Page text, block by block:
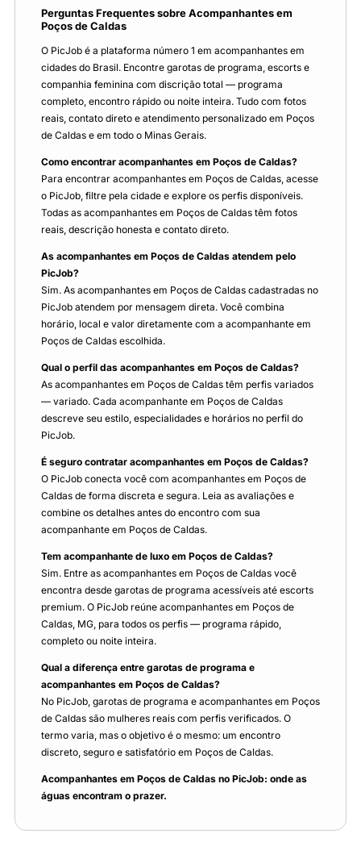
Perguntas Frequentes sobre Acompanhantes em
Poços de Caldas
O PicJob é a plataforma número 1 em acompanhantes em
cidades do Brasil. Encontre garotas de programa, escorts e
companhia feminina com discrição total — programa
completo, encontro rápido ou noite inteira. Tudo com fotos
reais, contato direto e atendimento personalizado em Poços
de Caldas e em todo o Minas Gerais.
Como encontrar acompanhantes em Poços de Caldas?
Para encontrar acompanhantes em Poços de Caldas, acesse
o PicJob, filtre pela cidade e explore os perfis disponíveis.
Todas as acompanhantes em Poços de Caldas têm fotos
reais, descrição honesta e contato direto.
As acompanhantes em Poços de Caldas atendem pelo
PicJob?
Sim. As acompanhantes em Poços de Caldas cadastradas no
PicJob atendem por mensagem direta. Você combina
horário, local e valor diretamente com a acompanhante em
Poços de Caldas escolhida.
Qual o perfil das acompanhantes em Poços de Caldas?
As acompanhantes em Poços de Caldas têm perfis variados
— variado. Cada acompanhante em Poços de Caldas
descreve seu estilo, especialidades e horários no perfil do
PicJob.
É seguro contratar acompanhantes em Poços de Caldas?
O PicJob conecta você com acompanhantes em Poços de
Caldas de forma discreta e segura. Leia as avaliações e
combine os detalhes antes do encontro com sua
acompanhante em Poços de Caldas.
Tem acompanhante de luxo em Poços de Caldas?
Sim. Entre as acompanhantes em Poços de Caldas você
encontra desde garotas de programa acessíveis até escorts
premium. O PicJob reúne acompanhantes em Poços de
Caldas, MG, para todos os perfis — programa rápido,
completo ou noite inteira.
Qual a diferença entre garotas de programa e
acompanhantes em Poços de Caldas?
No PicJob, garotas de programa e acompanhantes em Poços
de Caldas são mulheres reais com perfis verificados. O
termo varia, mas o objetivo é o mesmo: um encontro
discreto, seguro e satisfatório em Poços de Caldas.
Acompanhantes em Poços de Caldas no PicJob: onde as
águas encontram o prazer.